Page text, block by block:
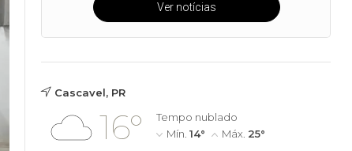
Ver notícias
Cascavel, PR
16°
Tempo nublado
Mín. 14° Máx. 25°